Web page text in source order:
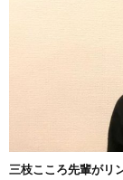
三枝こころ先輩がリ